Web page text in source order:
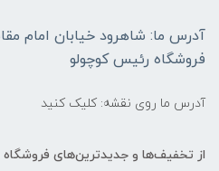
آدرس ما: شاهرود خیابان امام
فروشگاه رئیس کوچولو
آدرس ما روی نقشه: کلیک کنید
از تخفیف‌ها و جدیدترین‌های فروشگاه